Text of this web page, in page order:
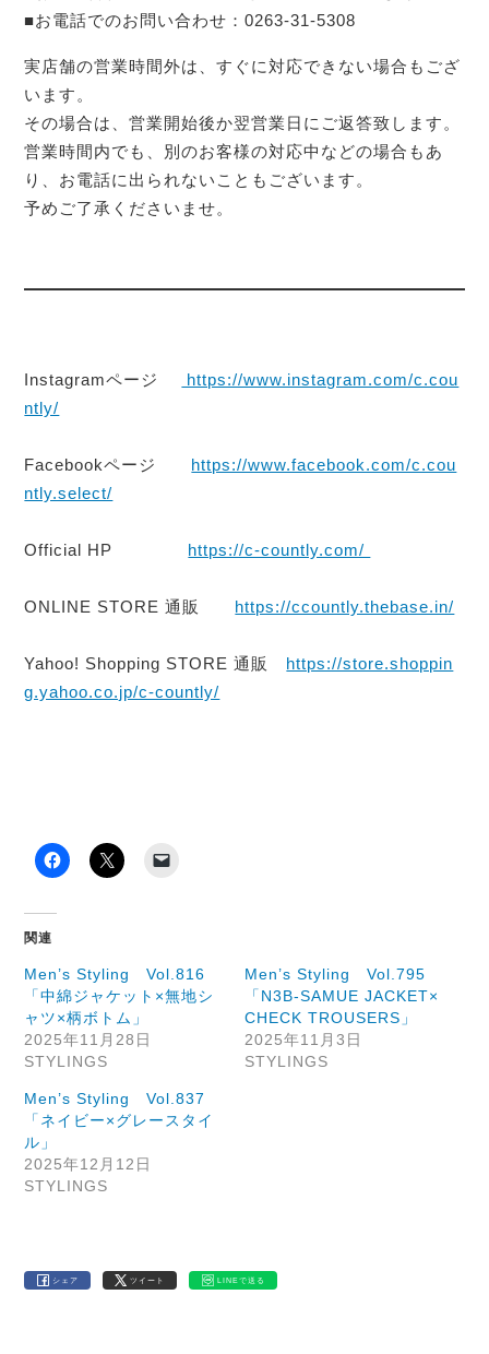
■お電話でのお問い合わせ：0263-31-5308
実店舗の営業時間外は、すぐに対応できない場合もござ
います。
その場合は、営業開始後か翌営業日にご返答致します。
営業時間内でも、別のお客様の対応中などの場合もあ
り、お電話に出られないこともございます。
予めご了承くださいませ。
Instagramページ
https://www.instagram.com/c.cou
ntly/
Facebookページ https://www.facebook.com/c.cou
ntly.select/
Official HP https://c-countly.com/
ONLINE STORE 通販 https://ccountly.thebase.in/
Yahoo! Shopping STORE 通販 https://store.shoppin
g.yahoo.co.jp/c-countly/
関連
Men’s Styling Vol.816
「中綿ジャケット×無地シ
ャツ×柄ボトム」
2025年11月28日
STYLINGS
Men’s Styling Vol.795
「N3B-SAMUE JACKET×
CHECK TROUSERS」
2025年11月3日
STYLINGS
Men’s Styling Vol.837
「ネイビー×グレースタイ
ル」
2025年12月12日
STYLINGS
シェア ツイート LINEで送る